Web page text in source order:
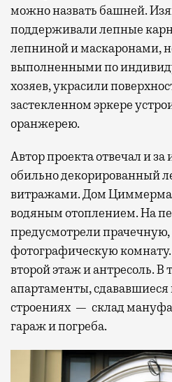
можно назвать башней.
поддерживали лепные
лепниной и маскаронами,
выполненными по
хозяев, украсили
застекленном эркере
оранжерею.
Автор проекта отвечал и за
обильно декорированный
витражами. Дом
водяным отоплением. На
предусмотрели
фотографическую
второй этаж и антресоль. В
апартаменты, сдававшиеся
строениях — склад
гараж и погреба.